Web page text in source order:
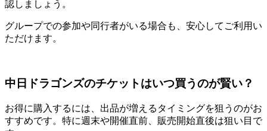
認しましょう。
グループでの参加や同行者がいる場合も、安心してご利用い
ただけます。
中日ドラゴンズのチケットはいつ買うのが賢い？
お得に購入するには、出品が増えるタイミングを狙うのがお
すすめです。特に週末や開催直前、販売開始直後は狙い目で